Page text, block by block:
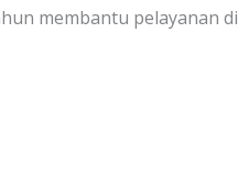
membantu pelayanan di